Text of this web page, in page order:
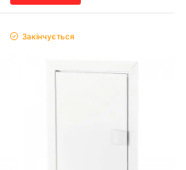
Закінчується